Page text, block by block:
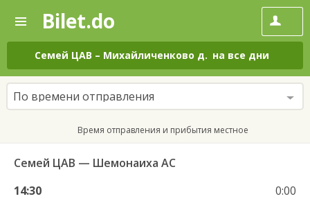
—
Поиск
и
покупка
билетов
на
автобус
онлайн
Bilet.do
Семей ЦАВ – Михайличенково д. на все дни
По времени отправления
Время отправления и прибытия местное
Семей ЦАВ — Шемонаиха АС
14:30
0:00